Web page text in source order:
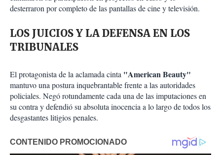
desterraron por completo de las pantallas de cine y televisión.
LOS JUICIOS Y LA DEFENSA EN LOS
TRIBUNALES
El protagonista de la aclamada cinta "American Beauty"
mantuvo una postura inquebrantable frente a las autoridades
policiales. Negó rotundamente cada una de las imputaciones en
su contra y defendió su absoluta inocencia a lo largo de todos los
desgastantes litigios penales.